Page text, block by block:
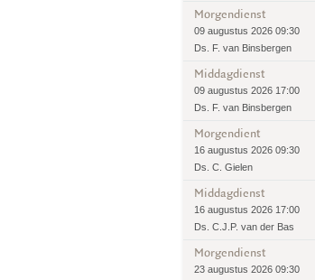
Morgendienst
09 augustus 2026 09:30
Ds. F. van Binsbergen
Middagdienst
09 augustus 2026 17:00
Ds. F. van Binsbergen
Morgendient
16 augustus 2026 09:30
Ds. C. Gielen
Middagdienst
16 augustus 2026 17:00
Ds. C.J.P. van der Bas
Morgendienst
23 augustus 2026 09:30